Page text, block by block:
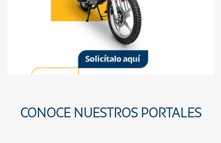
CONOCE NUESTROS PORTALES